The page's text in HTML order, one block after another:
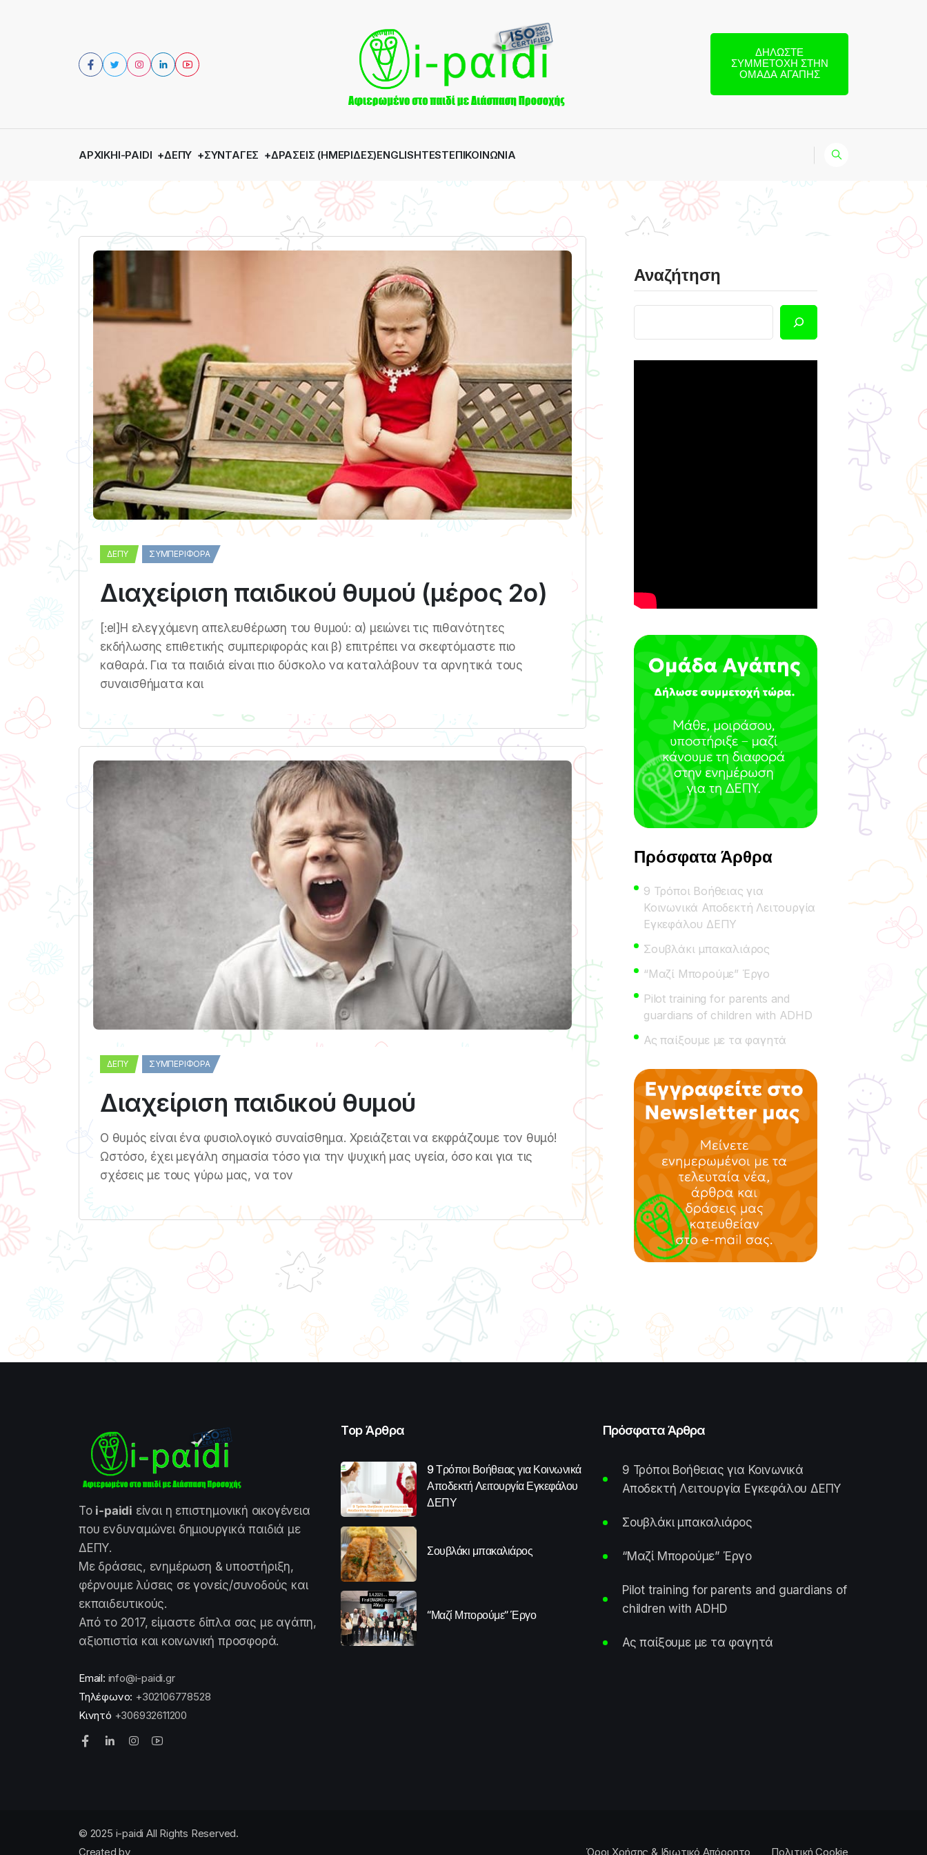
ΔΗΛΏΣΤΕ
ΣΥΜΜΕΤΟΧΉ ΣΤΗΝ
ΟΜΆΔΑ ΑΓΆΠΗΣ
ΑΡΧΙΚΉI-PAIDI ΔΕΠΥ ΣΥΝΤΑΓΈΣ ΔΡΆΣΕΙΣ (ΗΜΕΡΊΔΕΣ)ENGLISHTESTΕΠΙΚΟΙΝΩΝΊΑ
ΔΕΠΥ ΣΥΜΠΕΡΙΦΟΡΆ
Διαχείριση παιδικού θυμού (μέρος 2ο)
[:el]Η ελεγχόμενη απελευθέρωση του θυμού: α) μειώνει τις πιθανότητες
εκδήλωσης επιθετικής συμπεριφοράς και β) επιτρέπει να σκεφτόμαστε πιο
καθαρά. Για τα παιδιά είναι πιο δύσκολο να καταλάβουν τα αρνητικά τους
συναισθήματα και
ΔΕΠΥ ΣΥΜΠΕΡΙΦΟΡΆ
Διαχείριση παιδικού θυμού
Ο θυμός είναι ένα φυσιολογικό συναίσθημα. Χρειάζεται να εκφράζουμε τον θυμό!
Ωστόσο, έχει μεγάλη σημασία τόσο για την ψυχική μας υγεία, όσο και για τις
σχέσεις με τους γύρω μας, να τον
Αναζήτηση
Πρόσφατα Άρθρα
9 Τρόποι Βοήθειας για
Κοινωνικά Αποδεκτή Λειτουργία
Εγκεφάλου ΔΕΠΥ
Σουβλάκι μπακαλιάρος
“Μαζί Μπορούμε” Έργο
Pilot training for parents and
guardians of children with ADHD
Ας παίξουμε με τα φαγητά
Το i-paidi είναι η επιστημονική οικογένεια
που ενδυναμώνει δημιουργικά παιδιά με
ΔΕΠΥ.
Με δράσεις, ενημέρωση & υποστήριξη,
φέρνουμε λύσεις σε γονείς/συνοδούς και
εκπαιδευτικούς.
Από το 2017, είμαστε δίπλα σας με αγάπη,
αξιοπιστία και κοινωνική προσφορά.
Email: info@i-paidi.gr
Τηλέφωνο: +302106778528
Κινητό +306932611200
Top Άρθρα
9 Τρόποι Βοήθειας για Κοινωνικά
Αποδεκτή Λειτουργία Εγκεφάλου
ΔΕΠΥ
Σουβλάκι μπακαλιάρος
“Μαζί Μπορούμε” Έργο
Πρόσφατα Άρθρα
9 Τρόποι Βοήθειας για Κοινωνικά
Αποδεκτή Λειτουργία Εγκεφάλου ΔΕΠΥ
Σουβλάκι μπακαλιάρος
“Μαζί Μπορούμε” Έργο
Pilot training for parents and guardians of
children with ADHD
Ας παίξουμε με τα φαγητά
© 2025 i-paidi All Rights Reserved.
Created by
Όροι Χρήσης & Ιδιωτικό Απόρρητο Πολιτική Cookie